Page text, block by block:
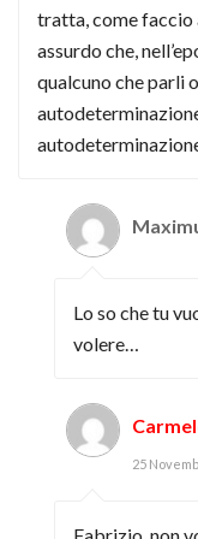
tratta, come faccio
assurdo che,
qualcuno che parli
Lo so che tu
volere…
25